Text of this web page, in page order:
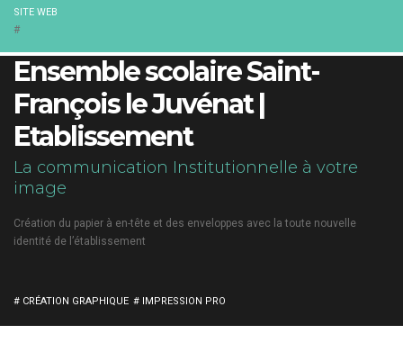
SITE WEB
#
Ensemble scolaire Saint-
François le Juvénat |
Etablissement
La communication Institutionnelle à votre
image
Création du papier à en-tête et des enveloppes avec la toute nouvelle
identité de l’établissement
# CRÉATION GRAPHIQUE # IMPRESSION PRO